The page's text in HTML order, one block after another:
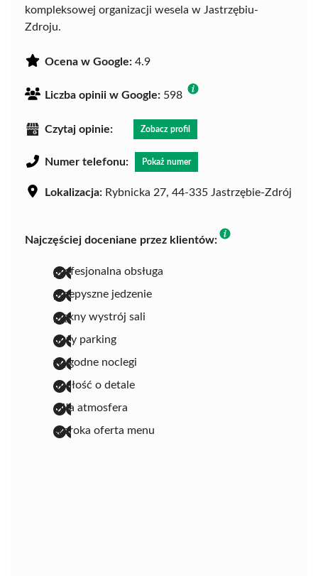
kompleksowej organizacji wesela w Jastrzębiu-
Zdroju.
Ocena w Google: 4.9
Liczba opinii w Google: 598
Czytaj opinie: Zobacz profil
Numer telefonu: Pokaż numer
Lokalizacja: Rybnicka 27, 44-335 Jastrzębie-Zdrój
Najczęściej doceniane przez klientów:
profesjonalna obsługa
przepyszne jedzenie
piękny wystrój sali
duży parking
wygodne noclegi
dbałość o detale
miła atmosfera
szeroka oferta menu